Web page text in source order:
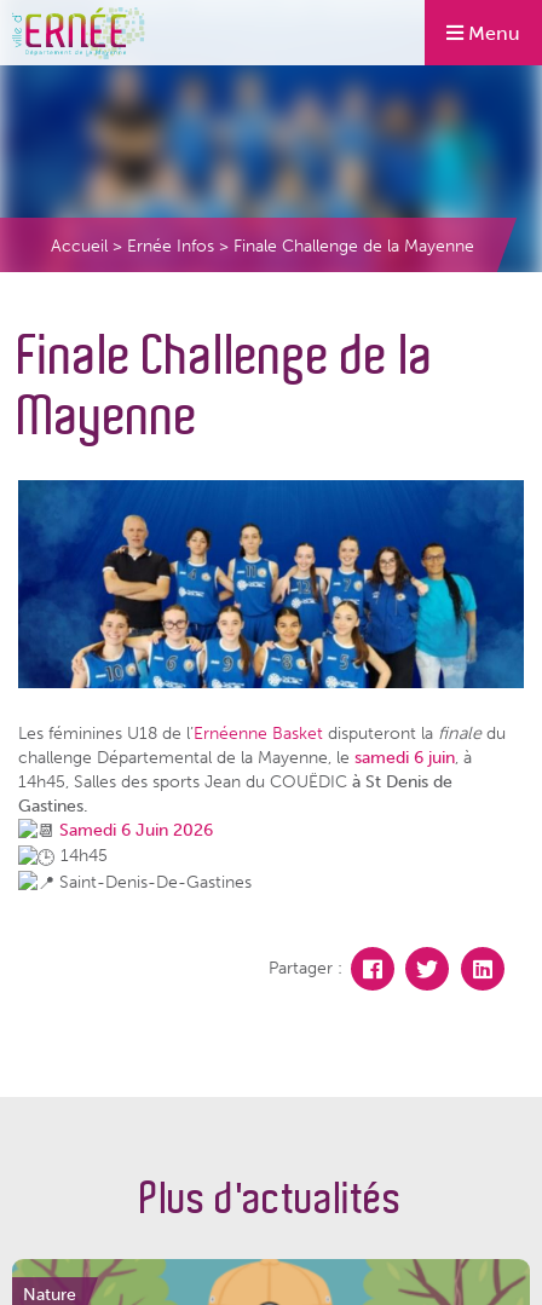
Menu
Accueil > Ernée Infos > Finale Challenge de la Mayenne
Finale Challenge de la
Mayenne
Les féminines U18 de l’Ernéenne Basket disputeront la finaledu
challenge Départemental de la Mayenne, le samedi 6 juin, à
14h45, Salles des sports Jean du COUËDIC à St Denis de
Gastines.
Samedi 6 Juin 2026
14h45
Saint-Denis-De-Gastines
Partager :
Plus d'actualités
Nature